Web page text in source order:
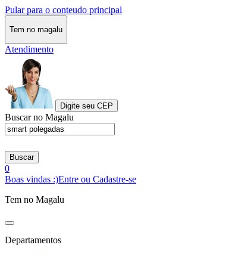
Pular para o conteudo principal
Tem no magalu
Atendimento
Digite seu CEP
Buscar no Magalu
Buscar
0
Boas vindas :)Entre ou Cadastre-se
Tem no Magalu
Departamentos